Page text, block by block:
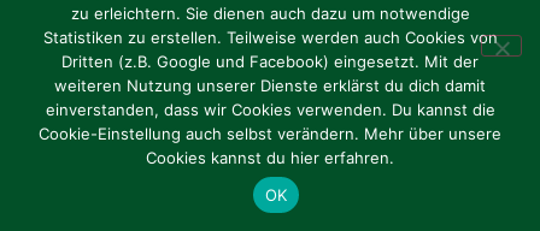
zu erleichtern. Sie dienen auch dazu um notwendige
Statistiken zu erstellen. Teilweise werden auch Cookies von
Dritten (z.B. Google und Facebook) eingesetzt. Mit der
weiteren Nutzung unserer Dienste erklärst du dich damit
einverstanden, dass wir Cookies verwenden. Du kannst die
Cookie-Einstellung auch selbst verändern. Mehr über unsere
Cookies kannst du hier erfahren.
OK